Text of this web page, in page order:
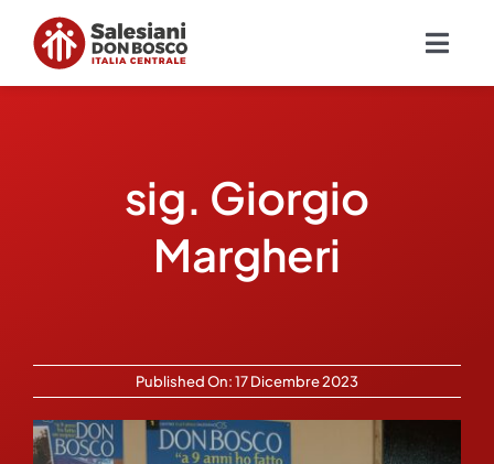
contenuto
Blog
sig. Giorgio
Margheri
Published On: 17 Dicembre 2023